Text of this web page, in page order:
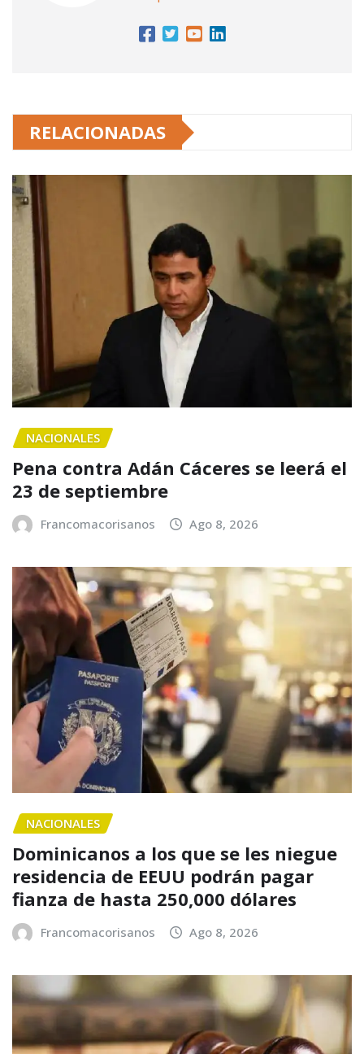
RELACIONADAS
NACIONALES
Pena contra Adán Cáceres se leerá el
23 de septiembre
Francomacorisanos Ago 8, 2026
NACIONALES
Dominicanos a los que se les niegue
residencia de EEUU podrán pagar
fianza de hasta 250,000 dólares
Francomacorisanos Ago 8, 2026